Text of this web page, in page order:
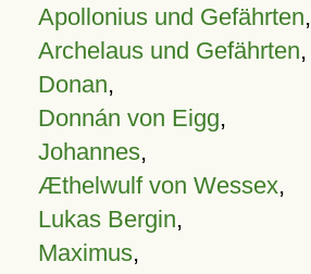
Apollonius und Gefährten,
Archelaus und Gefährten,
Donan,
Donnán von Eigg,
Johannes,
Æthelwulf von Wessex,
Lukas Bergin,
Maximus,